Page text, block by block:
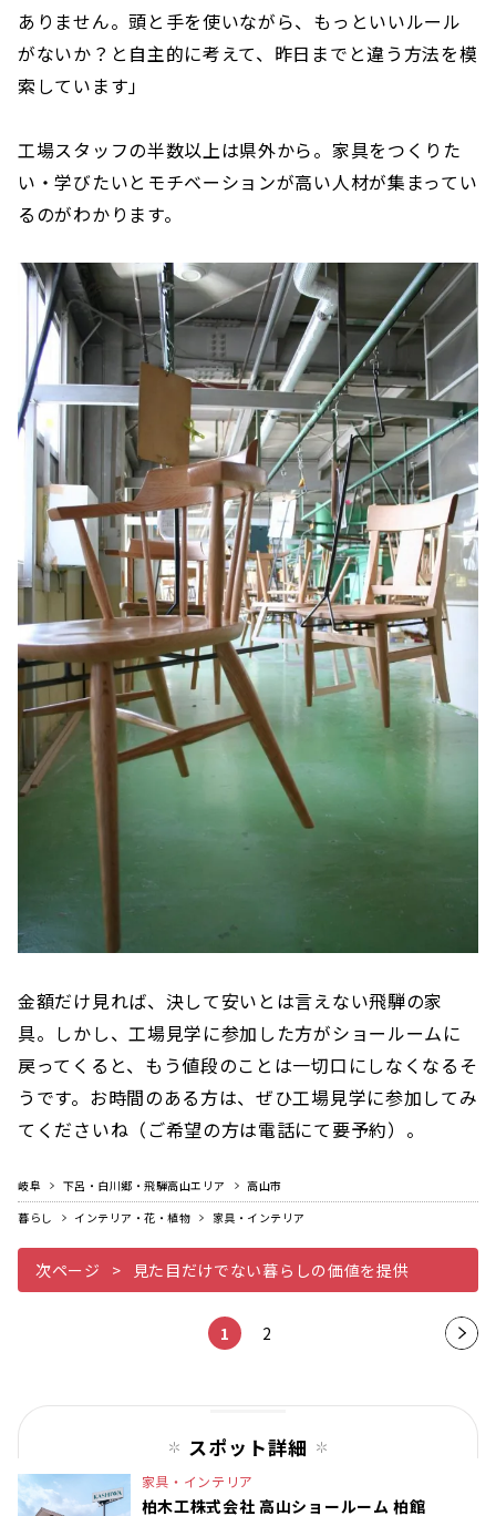
ありません。頭と手を使いながら、もっといいルール
がないか？と自主的に考えて、昨日までと違う方法を模
索しています」
工場スタッフの半数以上は県外から。家具をつくりた
い・学びたいとモチベーションが高い人材が集まってい
るのがわかります。
金額だけ見れば、決して安いとは言えない飛騨の家
具。しかし、工場見学に参加した方がショールームに
戻ってくると、もう値段のことは一切口にしなくなるそ
うです。お時間のある方は、ぜひ工場見学に参加してみ
てくださいね（ご希望の方は電話にて要予約）。
岐阜 下呂・白川郷・飛騨高山エリア
高山市
暮らし
インテリア・花・植物 家具・インテリア
次ページ 見た目だけでない暮らしの価値を提供
1 2
次の
スポット詳細
家具・インテリア
柏木工株式会社 高山ショールーム 柏館